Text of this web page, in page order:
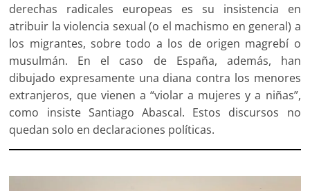
derechas radicales europeas es su insistencia en
atribuir la violencia sexual (o el machismo en general) a
los migrantes, sobre todo a los de origen magrebí o
musulmán. En el caso de España, además, han
dibujado expresamente una diana contra los menores
extranjeros, que vienen a “violar a mujeres y a niñas”,
como insiste Santiago Abascal. Estos discursos no
quedan solo en declaraciones políticas.